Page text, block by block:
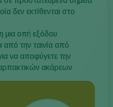
δεν εκτίθενται στο
μια οπή εξόδου
από την ταινία από
να αποφύγετε την
ακάρεων